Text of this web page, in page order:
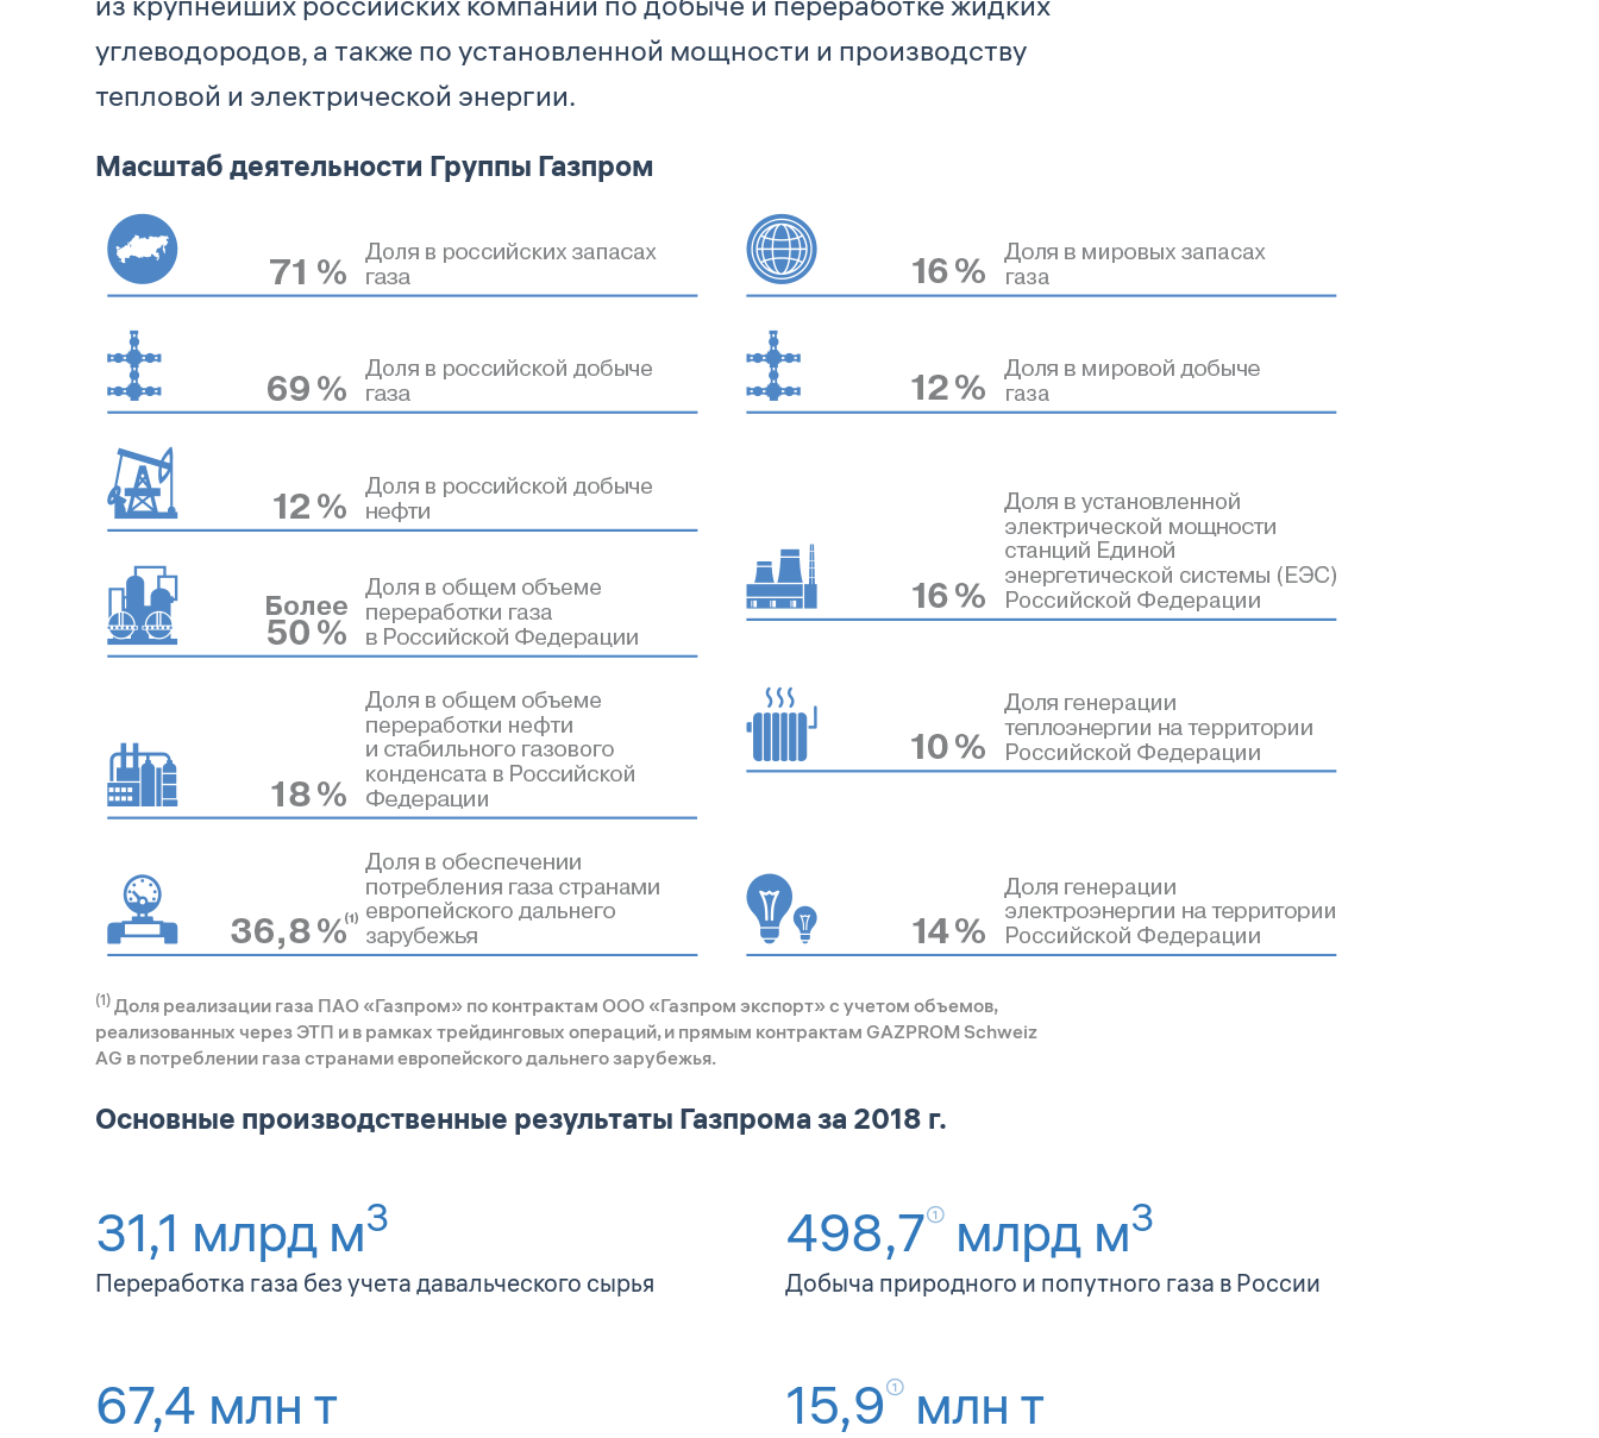
углеводородов, а также по установленной мощности и производству
тепловой и электрической энергии.
Масштаб деятельности Группы Газпром
(1) Доля реализации газа ПАО «Газпром» по контрактам ООО «Газпром экспорт» с учетом объемов,
реализованных через ЭТП и в рамках трейдинговых операций, и прямым контрактам GAZPROM Schweiz
AG в потреблении газа странами европейского дальнего зарубежья.
Основные производственные результаты Газпрома за 2018 г.
31,1 млрд м3
Переработка газа без учета давальческого сырья
498,7①млрд м3
Добыча природного и попутного газа в России
67,4 млн т 15,9①млн т